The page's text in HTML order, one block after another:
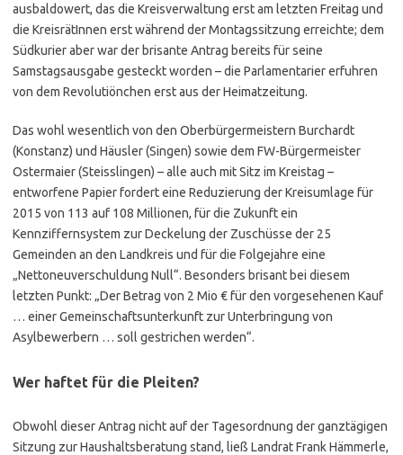
ausbaldowert, das die Kreisverwaltung erst am letzten Freitag und
die KreisrätInnen erst während der Montagssitzung erreichte; dem
Südkurier aber war der brisante Antrag bereits für seine
Samstagsausgabe gesteckt worden – die Parlamentarier erfuhren
von dem Revolutiönchen erst aus der Heimatzeitung.
Das wohl wesentlich von den Oberbürgermeistern Burchardt
(Konstanz) und Häusler (Singen) sowie dem FW-Bürgermeister
Ostermaier (Steisslingen) – alle auch mit Sitz im Kreistag –
entworfene Papier fordert eine Reduzierung der Kreisumlage für
2015 von 113 auf 108 Millionen, für die Zukunft ein
Kennziffernsystem zur Deckelung der Zuschüsse der 25
Gemeinden an den Landkreis und für die Folgejahre eine
„Nettoneuverschuldung Null“. Besonders brisant bei diesem
letzten Punkt: „Der Betrag von 2 Mio € für den vorgesehenen Kauf
… einer Gemeinschaftsunterkunft zur Unterbringung von
Asylbewerbern … soll gestrichen werden“.
Wer haftet für die Pleiten?
Obwohl dieser Antrag nicht auf der Tagesordnung der ganztägigen
Sitzung zur Haushaltsberatung stand, ließ Landrat Frank Hämmerle,